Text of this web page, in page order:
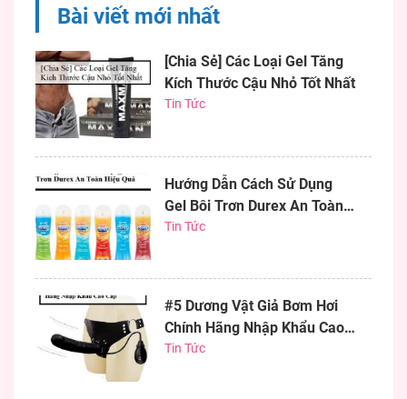
bơm...
Bài viết mới nhất
[Chia Sẻ] Các Loại Gel Tăng
Kích Thước Cậu Nhỏ Tốt Nhất
Tin Tức
Hướng Dẫn Cách Sử Dụng
Gel Bôi Trơn Durex An Toàn
Hiệu Quả
Tin Tức
#5 Dương Vật Giả Bơm Hơi
Chính Hãng Nhập Khẩu Cao
Cấp
Tin Tức